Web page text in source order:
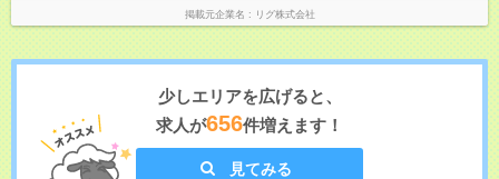
掲載元企業名 リグ株式会社
少しエリアを広げると、
求人が656件増えます！
見てみる